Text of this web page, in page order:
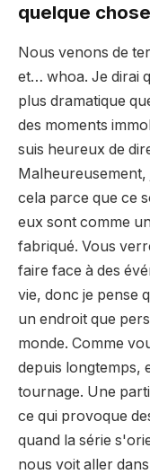
quelque
Nous venons de
et… whoa. Je dirai
plus dramatique
des moments
suis heureux de
cela parce que ce
eux sont comme
fabriqué. Vous
faire face à des
vie, donc je pense
un endroit que
monde. Comme
depuis longtemps,
tournage. Une
ce qui provoque
quand la série
nous voit aller